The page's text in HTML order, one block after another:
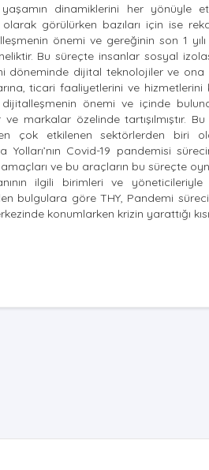
dinamiklerini her yönüyle
görülürken bazıları için ise
önemi ve gereğinin son 1 yılı
Bu süreçte insanlar sosyal
döneminde dijital teknolojiler ve ona
ticari faaliyetlerini ve hizmetlerini
önemi ve içinde
markalar özelinde tartışılmıştır.
çok etkilenen sektörlerden biri
Covid-19 pandemisi
ve bu araçların bu süreçte
ilgili birimleri ve yöneticileriyle
bulgulara göre THY, Pandemi
konumlarken krizin yarattığı